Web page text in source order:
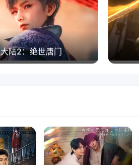
陆2：绝世唐门